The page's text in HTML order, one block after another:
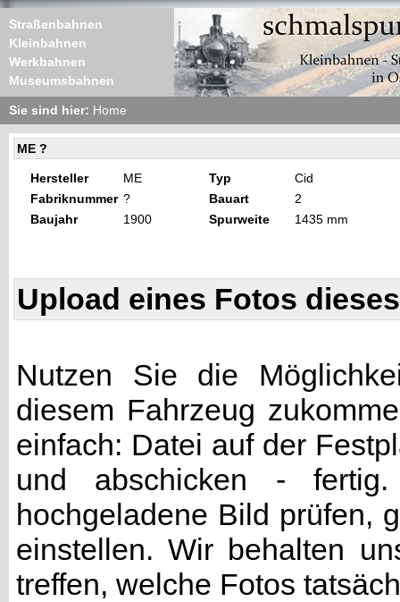
Straßenbahnen
Kleinbahnen
Werkbahnen
Museumsbahnen
Sie sind hier: Home
ME ?
Hersteller ME Typ
Cid
Fabriknummer ? Bauart
2
Baujahr
1900 Spurweite 1435 mm
Upload eines Fotos
Nutzen Sie die
diesem Fahrzeug
einfach: Datei auf der
und abschicken -
hochgeladene Bild prüfen,
einstellen. Wir behalten
treffen, welche Fotos